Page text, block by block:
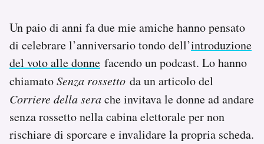
PODCAST
NEWSLETTER
I MIEI PREFERITI
Un paio di anni fa due mie amiche hanno pensato
di celebrare l’anniversario tondo dell’introduzione
del voto alle donne facendo un podcast. Lo hanno
chiamatoSenza rossetto da un articolo del
Corriere della serache invitava le donne ad andare
senza rossetto nella cabina elettorale per non
rischiare di sporcare e invalidare la propria scheda.